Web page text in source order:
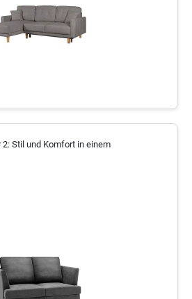
Stil und Komfort in einem